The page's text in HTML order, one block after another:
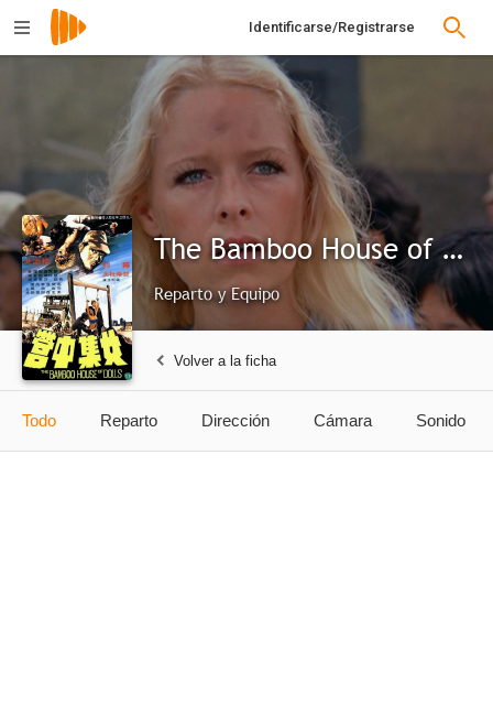
Identificarse/Registrarse
The Bamboo House of Dolls
Reparto y Equipo
Volver a la ficha
Todo Reparto Dirección Cámara Sonido